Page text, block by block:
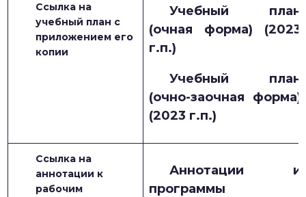
Ссылка на
учебный план с
приложением его
копии
Учебный план
(очная форма) (2023
г.п.)
Учебный план
(очно-заочная форма)
(2023 г.п.)
Ссылка на
аннотации к
рабочим
Аннотации и
программы